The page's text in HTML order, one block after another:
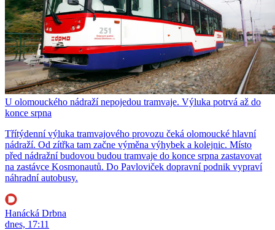
U olomouckého nádraží nepojedou tramvaje. Výluka potrvá až do
konce srpna
Třítýdenní výluka tramvajového provozu čeká olomoucké hlavní
nádraží. Od zítřka tam začne výměna výhybek a kolejnic. Místo
před nádražní budovou budou tramvaje do konce srpna zastavovat
na zastávce Kosmonautů. Do Pavloviček dopravní podnik vypraví
náhradní autobusy.
Hanácká Drbna
dnes, 17:11